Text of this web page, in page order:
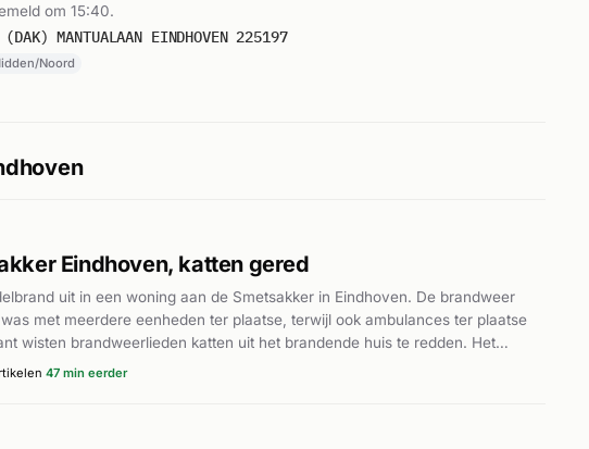
om 15:40.
MANTUALAAN EINDHOVEN 225197
Noord
Eindhoven, katten gered
uit in een woning aan de Smetsakker in Eindhoven. De brandweer
met meerdere eenheden ter plaatse, terwijl ook ambulances ter plaatse
wisten brandweerlieden katten uit het brandende huis te redden. Het
die in de vroege ochtenduren veel aandacht van hulpdiensten vereiste.
47 min eerder